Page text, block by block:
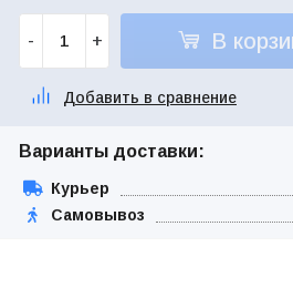
- + В
Добавить в сравнение
Варианты доставки:
Курьер
Самовывоз